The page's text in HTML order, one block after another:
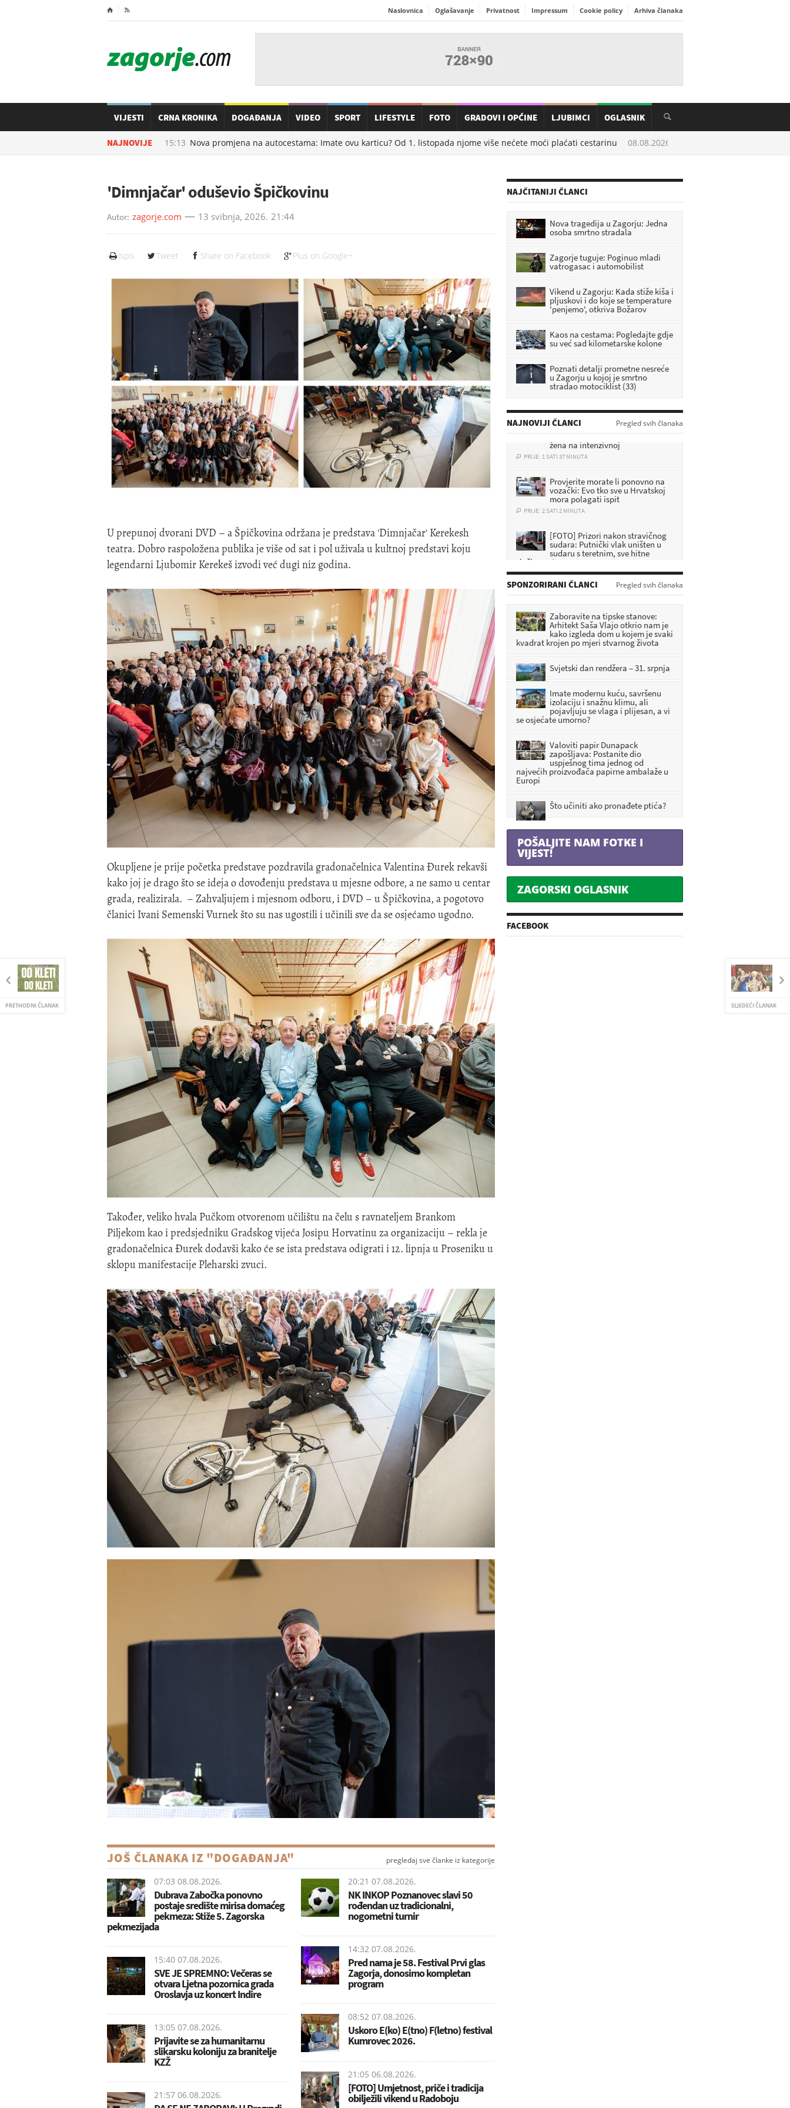
⌂  Naslovnica Oglašavanje Privatnost Impressum Cookie policy Arhiva članaka
VIJESTI CRNA KRONIKA DOGAĐANJA VIDEO SPORT LIFESTYLE FOTO GRADOVI I OPĆINE LJUBIMCI OGLASNIK
NAJNOVIJE
08.08.2026. u15:13 Nova promjena na autocestama: Imate ovu karticu? Od 1. listopada njome više nećete moći plaćati cestarinu 08.08.2026. u
PRETHODNI ČLANAK SLJEDEĆI ČLANAK
'Dimnjačar' oduševio Špičkovinu
Autor: zagorje.com 13 svibnja, 2026. 21:44
ispis Tweet Share on Facebook Plus on Google+
U prepunoj dvorani DVD – a Špičkovina održana je predstava 'Dimnjačar' Kerekesh
teatra. Dobro raspoložena publika je više od sat i pol uživala u kultnoj predstavi koju
legendarni Ljubomir Kerekeš izvodi već dugi niz godina.
Okupljene je prije početka predstave pozdravila gradonačelnica Valentina Đurek rekavši
kako joj je drago što se ideja o dovođenju predstava u mjesne odbore, a ne samo u centar
grada, realizirala. – Zahvaljujem i mjesnom odboru, i DVD – u Špičkovina, a pogotovo
članici Ivani Semenski Vurnek što su nas ugostili i učinili sve da se osjećamo ugodno.
Također, veliko hvala Pučkom otvorenom učilištu na čelu s ravnateljem Brankom
Piljekom kao i predsjedniku Gradskog vijeća Josipu Horvatinu za organizaciju – rekla je
gradonačelnica Đurek dodavši kako će se ista predstava odigrati i 12. lipnja u Proseniku u
sklopu manifestacije Pleharski zvuci.
JOŠ ČLANAKA IZ "DOGAĐANJA" pregledaj sve članke iz kategorije
07:03 08.08.2026.
Dubrava Zabočka ponovno
postaje središte mirisa domaćeg
pekmeza: Stiže 5. Zagorska
pekmezijada
15:40 07.08.2026.
SVE JE SPREMNO: Večeras se
otvara Ljetna pozornica grada
Oroslavja uz koncert Indire
13:05 07.08.2026.
Prijavite se za humanitarnu
slikarsku koloniju za branitelje
KZŽ
21:57 06.08.2026.
20:21 07.08.2026.
NK INKOP Poznanovec slavi 50
rođendan uz tradicionalni,
nogometni turnir
14:32 07.08.2026.
Pred nama je 58. Festival Prvi glas
Zagorja, donosimo kompletan
program
08:52 07.08.2026.
Uskoro E(ko) E(tno) F(letno) festival
Kumrovec 2026.
21:05 06.08.2026.
[FOTO] Umjetnost, priče i tradicija
obilježili vikend u Radoboju
NAJČITANIJI ČLANCI
Nova tragedija u Zagorju: Jedna
osoba smrtno stradala
Zagorje tuguje: Poginuo mladi
vatrogasac i automobilist
Vikend u Zagorju: Kada stiže kiša i
pljuskovi i do koje se temperature
'penjemo', otkriva Božarov
Kaos na cestama: Pogledajte gdje
su već sad kilometarske kolone
Poznati detalji prometne nesreće
u Zagorju u kojoj je smrtno
stradao motociklist (33)
NAJNOVIJI ČLANCI Pregled svih članaka
Ministarstvo se oglasilo o sudaru
vlakova: 20 ozlijeđenih, mlađa
žena na intenzivnoj
PRIJE: 1 SATI 37 MINUTA
vozački: Evo tko sve u Hrvatskoj
mora polagati ispit
 PRIJE: 2 SATI 2 MINUTA
sudara: Putnički vlak uništen u
sudaru s teretnim, sve hitne
službe na terenu
 PRIJE: 2 SATI 53 MINUTA
Nova promjena na autocestama:
Imate ovu karticu? Od 1.
plaćati cestarinu
 PRIJE: 22 MINUTA
Drama u ranim jutarnjim satima:
Pijan se na kraju zabio u ogradu
 PRIJE: 47 MINUTA
SPONZORIRANI ČLANCI Pregled svih članaka
Zaboravite na tipske stanove:
Arhitekt Saša Vlajo otkrio nam je
kako izgleda dom u kojem je svaki
kvadrat krojen po mjeri stvarnog života
Svjetski dan rendžera – 31. srpnja
Imate modernu kuću, savršenu
izolaciju i snažnu klimu, ali
pojavljuju se vlaga i plijesan, a vi
se osjećate umorno?
Valoviti papir Dunapack
zapošljava: Postanite dio
uspješnog tima jednog od
najvećih proizvođača papirne ambalaže u
Europi
Što učiniti ako pronađete ptića?
POŠALJITE NAM FOTKE I
VIJEST!
ZAGORSKI OGLASNIK
FACEBOOK